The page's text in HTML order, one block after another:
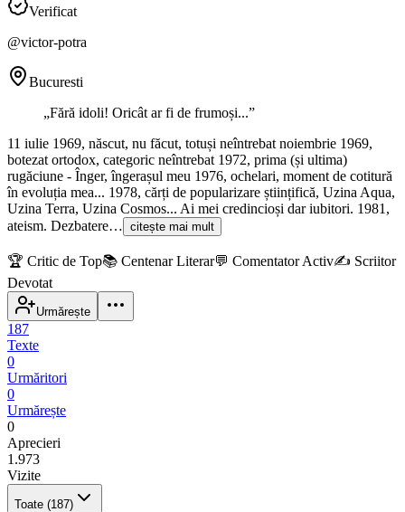
Verificat
@victor-potra
Bucuresti
„Fără idoli! Oricât ar fi de frumoși...”
11 iulie 1969, născut, nu făcut, totuși neîntrebat noiembrie 1969,
botezat ortodox, categoric neîntrebat 1972, prima (și ultima)
rugăciune - Înger, îngerașul meu 1976, ochelari, moment de cotitură
în evoluția mea... 1978, cărți de popularizare științifică, Uzina Aqua,
Uzina Terra, Uzina Cosmos... Ai mei credincioși dar iubitori. 1981,
ateism. Dezbatere… citește mai mult
🏆 Critic de Top📚 Centenar Literar💬 Comentator Activ✍️ Scriitor
Devotat
Urmărește
187
Texte
0
Urmăritori
0
Urmărește
0
Aprecieri
1.973
Vizite
Toate (187)